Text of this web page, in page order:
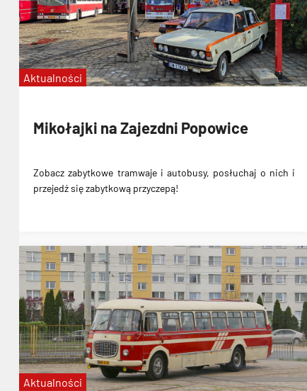
linia C KSTM pożegnanie linii C
Mikołajki na Zajezdni Popowice
Zobacz zabytkowe tramwaje i autobusy, posłuchaj o nich i
przejedź się zabytkową przyczepą!
Aktualności
Aktualności